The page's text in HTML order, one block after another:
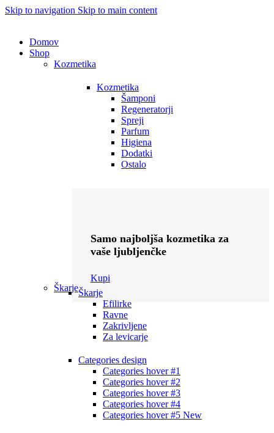
Skip to navigation Skip to main content
Domov
Shop
Kozmetika
Kozmetika
Šamponi
Regeneratorji
Spreji
Parfum
Higiena
Dodatki
Ostalo
Samo najboljša kozmetika za
vaše ljubljenčke
Kupi
ŠkarjeŠkarje
Efilirke
Ravne
Zakrivljene
Za levicarje
Categories design
Categories hover #1
Categories hover #2
Categories hover #3
Categories hover #4
Categories hover #5 New